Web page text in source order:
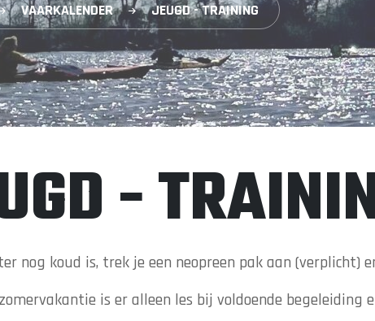
VAARKALENDER JEUGD - TRAINING
-
nog koud is, trek je een neopreen pak aan
is er alleen les bij voldoende begeleiding